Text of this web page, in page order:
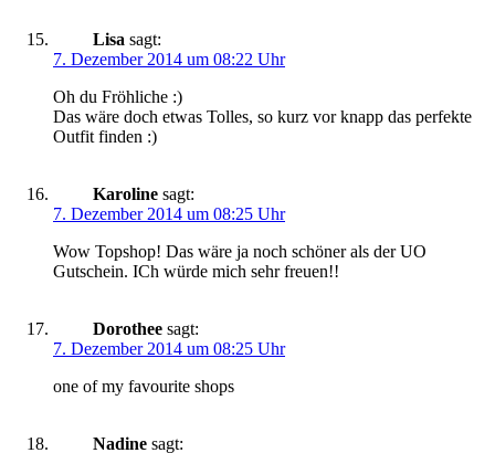
Lisa sagt:
7. Dezember 2014 um 08:22 Uhr
Oh du Fröhliche :)
Das wäre doch etwas Tolles, so kurz vor knapp das perfekte
Outfit finden :)
Karoline sagt:
7. Dezember 2014 um 08:25 Uhr
Wow Topshop! Das wäre ja noch schöner als der UO
Gutschein. ICh würde mich sehr freuen!!
Dorothee sagt:
7. Dezember 2014 um 08:25 Uhr
one of my favourite shops
Nadine sagt: